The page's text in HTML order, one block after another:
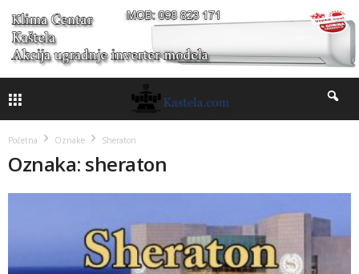
Početna Oznake Sheraton
Oznaka: sheraton